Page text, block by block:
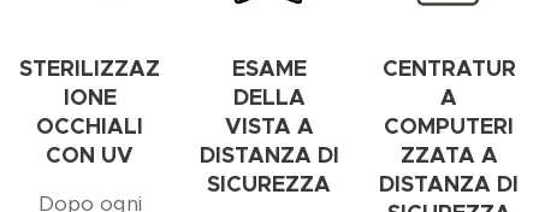
STERILIZZAZ
IONE
OCCHIALI
CON UV
Dopo ogni
ESAME
DELLA
VISTA A
DISTANZA DI
SICUREZZA
CENTRATUR
A
COMPUTERI
ZZATA A
DISTANZA DI